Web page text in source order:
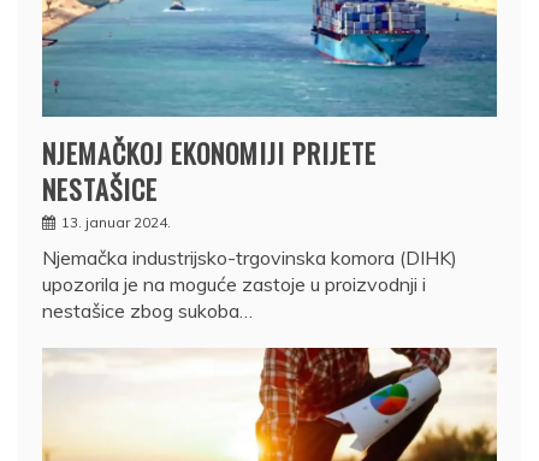
NJEMAČKOJ EKONOMIJI PRIJETE
NESTAŠICE
13. januar 2024.
Njemačka industrijsko-trgovinska komora (DIHK)
upozorila je na moguće zastoje u proizvodnji i
nestašice zbog sukoba…